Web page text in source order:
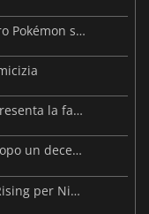
Beast of Reincarnation: lo studio dietro Pokémon su una nuova strada
Warhammer 40.000: Dawn of War 4 presenta la fazione dei Necron
Forsaken Realms: Vahrin's Call esce dopo un decennio di sviluppo
Annunciato ufficialmente il DLC Hell Rising per Nioh 3